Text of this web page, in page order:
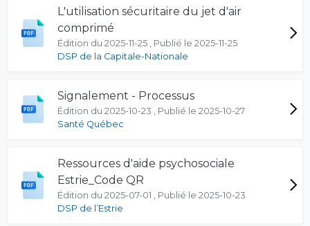
L'utilisation sécuritaire du jet d'air
comprimé
Édition du 2025-11-25 , Publié le 2025-11-25
DSP de la Capitale-Nationale
Signalement - Processus
Édition du 2025-10-23 , Publié le 2025-10-27
Santé Québec
Ressources d'aide psychosociale
Estrie_Code QR
Édition du 2025-07-01 , Publié le 2025-10-23
DSP de l’Estrie